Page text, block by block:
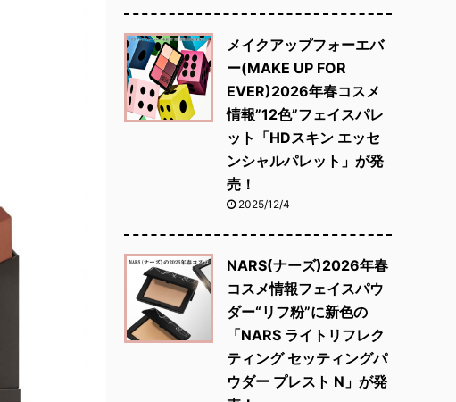
メイクアップフォーエバ
ー(MAKE UP FOR
EVER)2026年春コスメ
情報”12色”フェイスパレ
ット「HDスキン エッセ
ンシャルパレット」が発
売！
2025/12/4
NARS(ナーズ)2026年春
コスメ情報フェイスパウ
ダー“リフ粉”に新色の
「NARS ライトリフレク
ティング セッティングパ
ウダー プレスト N」が発